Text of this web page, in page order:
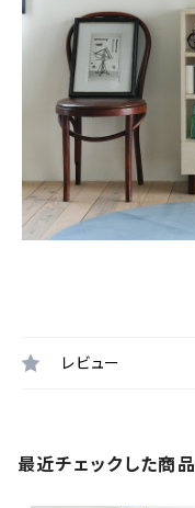
レビュー
最近チェックした商品